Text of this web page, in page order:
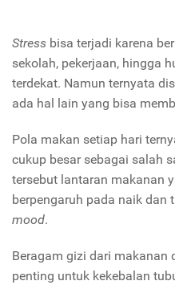
Stress bisa terjadi karena
sekolah, pekerjaan, hingga
terdekat. Namun ternyata
ada hal lain yang bisa
Pola makan setiap hari
cukup besar sebagai salah
tersebut lantaran makanan
berpengaruh pada naik dan
mood.
Beragam gizi dari makanan
penting untuk kekebalan